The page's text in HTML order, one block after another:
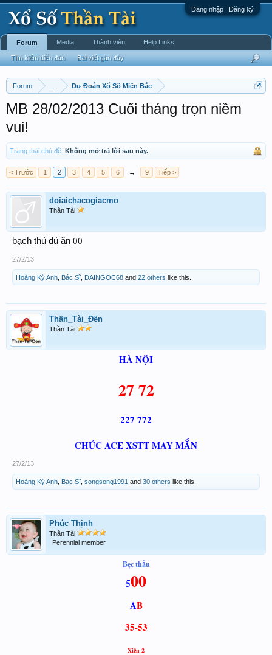
Đăng nhập | Đăng ký
Forum Dự Đoán Xổ Số Miền Bắc
MB 28/02/2013 Cuối tháng trọn niềm
vui!
Trạng thái chủ đề: Không mở trả lời sau này.
< Trước 1 2 3 4 5 6 → 9 Tiếp >
doiaichacogiacmo
Thần Tài
bạch thủ đủ ăn 00
27/2/13
Hoàng Kỳ Anh Bác Sĩ, DAINGOC68 and 22 others like this.
Thần_Tài_Đến
Thần Tài
HÀ NỘI
27 72
227 772
CHÚC ACE XSTT MAY MẮN
27/2/13
Hoàng Kỳ Anh Bác Sĩ, songsong1991 and 30 others like this.
Phúc Thịnh
Thần Tài
Perennial member
Bẹc thẩu
500
AB
35-53
Xiên 2
Forum
Tìm kiếm diễn đàn Bài viết gần đây
Media Thành viên Help Links